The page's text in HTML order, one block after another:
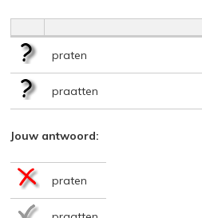
praten
praatten
Jouw antwoord:
praten